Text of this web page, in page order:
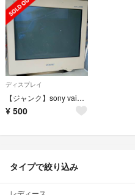
ディスプレイ
【ジャンク】sony vaio ブラウン管モニター
¥ 500
タイプで絞り込み
レディース